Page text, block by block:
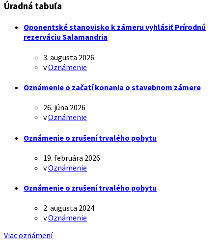
Úradná tabuľa
Oponentské stanovisko k zámeru vyhlásiť Prírodnú
rezerváciu Salamandria
3. augusta 2026
vOznámenie
Oznámenie o začatí konania o stavebnom zámere
26. júna 2026
vOznámenie
Oznámenie o zrušení trvalého pobytu
19. februára 2026
vOznámenie
Oznámenie o zrušení trvalého pobytu
2. augusta 2024
vOznámenie
Viac oznámení